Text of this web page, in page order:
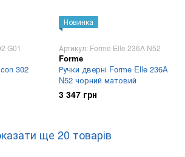
G01
302
Новинка
Артикул: Forme Elle 236A N52
Forme
Ручки дверні Forme Elle 236A
N52 чорний матовий
3 347 грн
ще 20 товарів